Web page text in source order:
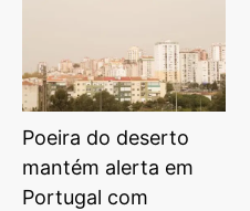
Poeira do deserto
mantém alerta em
Portugal com